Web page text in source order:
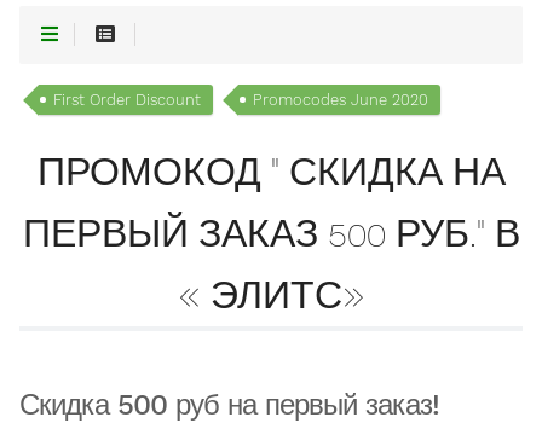
First Order Discount Promocodes June 2020
ПРОМОКОД " СКИДКА НА
ПЕРВЫЙ ЗАКАЗ 500 РУБ." В
« ЭЛИТС»
Скидка 500 руб на первый заказ!